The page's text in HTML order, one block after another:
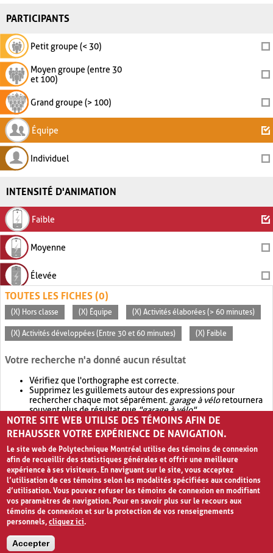
PARTICIPANTS
Petit groupe (< 30)
Moyen groupe (entre 30
et 100)
Grand groupe (> 100)
Équipe
Individuel
INTENSITÉ D'ANIMATION
Faible
Moyenne
Élevée
TOUTES LES FICHES (0)
(X) Hors classe (X) Équipe (X) Activités élaborées (> 60 minutes)
(X) Activités développées (Entre 30 et 60 minutes) (X) Faible
Votre recherche n'a donné aucun résultat
Vérifiez que l'orthographe est correcte.
Supprimez les guillemets autour des expressions pour
rechercher chaque mot séparément. garage à véloretournera
souvent plus de résultat que"garage à vélo".
Envisagez d'élargir votre recherche avec OR.garage OR vélo
retournera souvent plus de résultat quegarage à vélo
NOTRE SITE WEB UTILISE DES TÉMOINS AFIN DE
REHAUSSER VOTRE EXPÉRIENCE DE NAVIGATION.
Le site web de Polytechnique Montréal utilise des témoins de connexion
afin de recueillir des statistiques générales et offrir une meilleure
expérience à ses visiteurs. En naviguant sur le site, vous acceptez
l’utilisation de ces témoins selon les modalités spécifiées aux conditions
d’utilisation. Vous pouvez refuser les témoins de connexion en modifiant
vos paramètres de navigation. Pour en savoir plus sur le recours aux
témoins de connexion et sur la protection de vos renseignements
personnels,cliquez ici.
Accepter